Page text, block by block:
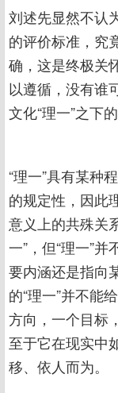
刘述先显然不认
的评价标准，究
确，这是终极关
以遵循，没有谁
文化“理一”之下
“理一”具有某种
的规定性，因此
意义上的共殊关
一”，但“理一”
要内涵还是指向
的“理一”并不能
方向，一个目标
至于它在现实中
移、依人而为。